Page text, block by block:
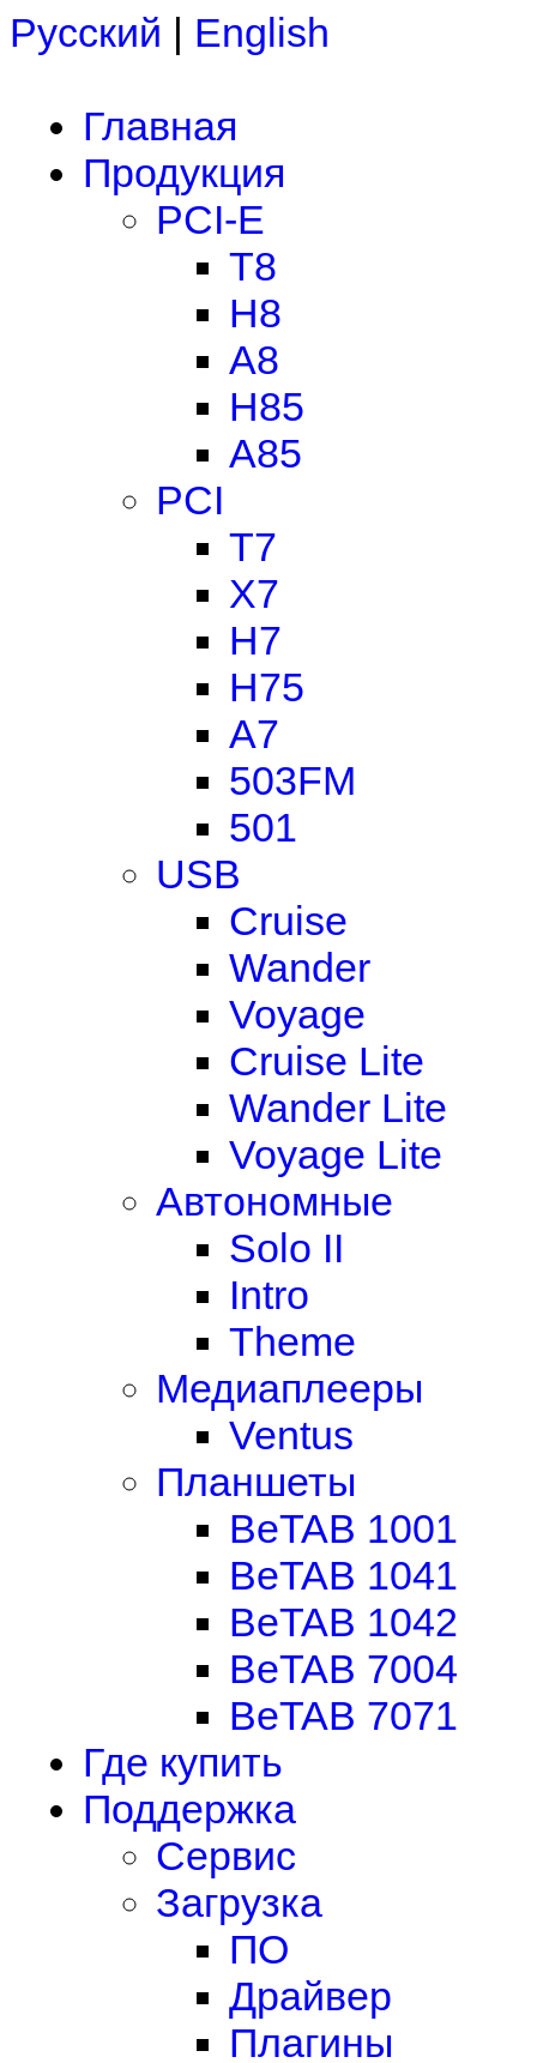
Русский | English
Главная
Продукция
PCI-E
T8
H8
A8
H85
A85
PCI
T7
X7
H7
H75
A7
503FM
501
USB
Cruise
Wander
Voyage
Cruise Lite
Wander Lite
Voyage Lite
Автономные
Solo II
Intro
Theme
Медиаплееры
Ventus
Планшеты
BeTAB 1001
BeTAB 1041
BeTAB 1042
BeTAB 7004
BeTAB 7071
Где купить
Поддержка
Сервис
Загрузка
ПО
Драйвер
Плагины